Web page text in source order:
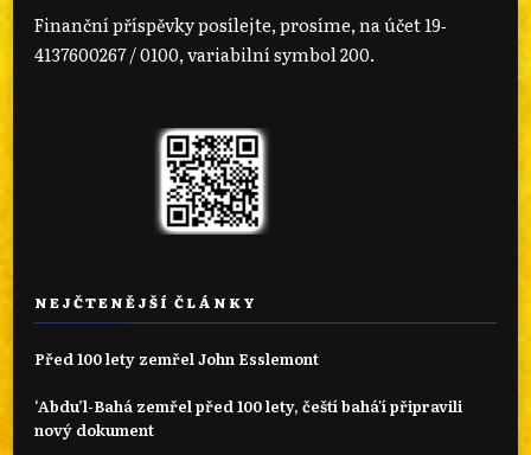
Finanční příspěvky posílejte, prosíme, na účet 19‐
4137600267 / 0100, variabilní symbol 200.
NEJČTENĚJŠÍ ČLÁNKY
Před 100 lety zemřel John Esslemont
‘Abdu’l-Bahá zemřel před 100 lety, čeští bahá'í připravili
nový dokument